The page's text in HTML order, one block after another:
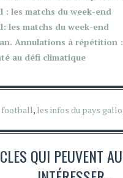
: les matchs du week-end
les matchs du week-end
Annulations à répétition
au défi climatique
football, les infos du pays gallo
QUI PEUVENT